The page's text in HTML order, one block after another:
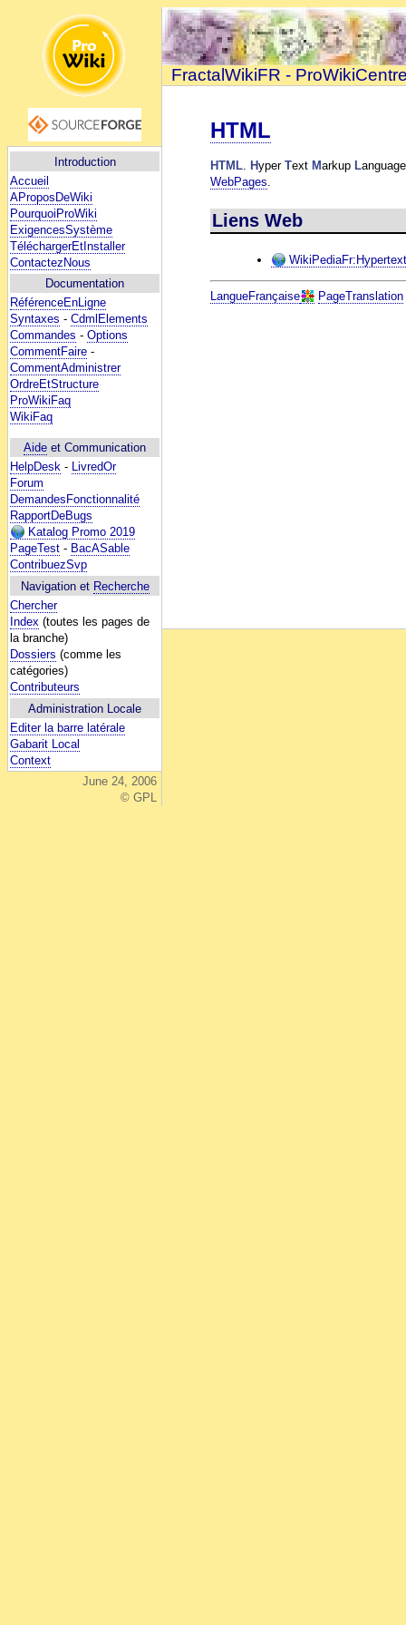
Introduction
Accueil
AProposDeWiki
PourquoiProWiki
ExigencesSystème
TéléchargerEtInstaller
ContactezNous
Documentation
RéférenceEnLigne
Syntaxes - CdmlElements
Commandes - Options
CommentFaire -
CommentAdministrer
OrdreEtStructure
ProWikiFaq
WikiFaq
Aide et Communication
HelpDesk - LivredOr
Forum
DemandesFonctionnalité
RapportDeBugs
Katalog Promo 2019
PageTest - BacASable
ContribuezSvp
Navigation et Recherche
Chercher
Index (toutes les pages de
la branche)
Dossiers (comme les
catégories)
Contributeurs
Administration Locale
Editer la barre latérale
Gabarit Local
Context
June 24, 2006
© GPL
FractalWikiFR -
HTML
HTML. HyperText Markup L
WebPages.
Liens Web
LangueFrançaise PageTranslation